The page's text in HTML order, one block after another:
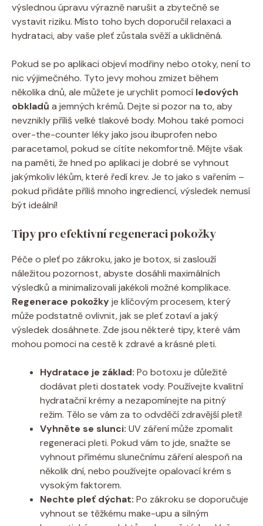
výslednou úpravu výrazně narušit a zbytečně se
vystavit riziku. Místo toho bych doporučil relaxaci a
hydrataci, aby vaše pleť zůstala svěží a uklidněná.
Pokud se po aplikaci objeví modřiny nebo otoky, není to
nic výjimečného. Tyto jevy mohou zmizet během
několika dnů, ale můžete je urychlit pomocí ledových
obkladů a jemných krémů. Dejte si pozor na to, aby
nevznikly příliš velké tlakové body. Mohou také pomoci
over-the-counter léky jako jsou ibuprofen nebo
paracetamol, pokud se cítíte nekomfortně. Mějte však
na paměti, že hned po aplikaci je dobré se vyhnout
jakýmkoliv lékům, které ředí krev. Je to jako s vařením –
pokud přidáte příliš mnoho ingrediencí, výsledek nemusí
být ideální!
Tipy pro efektivní regeneraci pokožky
Péče o pleť po zákroku, jako je botox, si zaslouží
náležitou pozornost, abyste dosáhli maximálních
výsledků a minimalizovali jakékoli možné komplikace.
Regenerace pokožkyje klíčovým procesem, který
může podstatně ovlivnit, jak se pleť zotaví a jaký
výsledek dosáhnete. Zde jsou některé tipy, které vám
mohou pomoci na cestě k zdravé a krásné pleti.
Hydratace je základ: Po botoxu je důležité
dodávat pleti dostatek vody. Používejte kvalitní
hydratační krémy a nezapomínejte na pitný
režim. Tělo se vám za to odvděčí zdravější pletí!
Vyhněte se slunci: UV záření může zpomalit
regeneraci pleti. Pokud vám to jde, snažte se
vyhnout přímému slunečnímu záření alespoň na
několik dní, nebo používejte opalovací krém s
vysokým faktorem.
Nechte pleť dýchat: Po zákroku se doporučuje
vyhnout se těžkému make-upu a silným